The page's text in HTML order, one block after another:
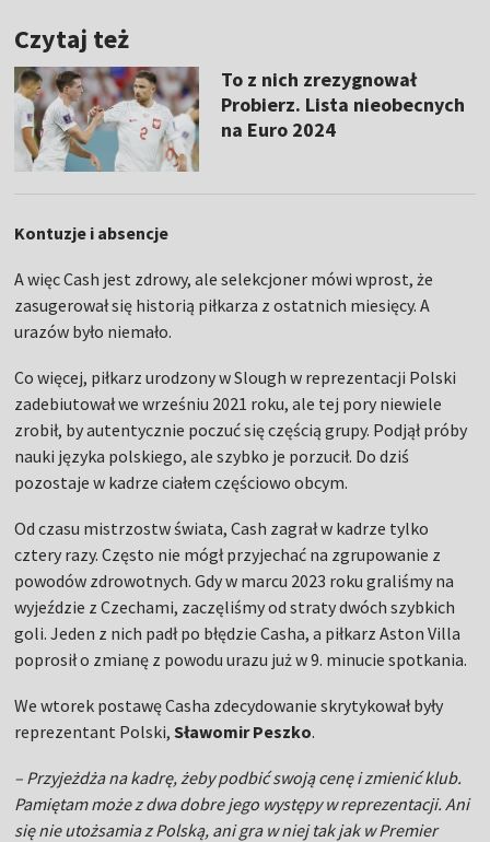
Czytaj też
To z nich zrezygnował
Probierz. Lista nieobecnych
na Euro 2024
Kontuzje i absencje
A więc Cash jest zdrowy, ale selekcjoner mówi wprost, że
zasugerował się historią piłkarza z ostatnich miesięcy. A
urazów było niemało.
Co więcej, piłkarz urodzony w Slough w reprezentacji Polski
zadebiutował we wrześniu 2021 roku, ale tej pory niewiele
zrobił, by autentycznie poczuć się częścią grupy. Podjął próby
nauki języka polskiego, ale szybko je porzucił. Do dziś
pozostaje w kadrze ciałem częściowo obcym.
Od czasu mistrzostw świata, Cash zagrał w kadrze tylko
cztery razy. Często nie mógł przyjechać na zgrupowanie z
powodów zdrowotnych. Gdy w marcu 2023 roku graliśmy na
wyjeździe z Czechami, zaczęliśmy od straty dwóch szybkich
goli. Jeden z nich padł po błędzie Casha, a piłkarz Aston Villa
poprosił o zmianę z powodu urazu już w 9. minucie spotkania.
We wtorek postawę Casha zdecydowanie skrytykował były
reprezentant Polski,Sławomir Peszko.
– Przyjeżdża na kadrę, żeby podbić swoją cenę i zmienić klub.
Pamiętam może z dwa dobre jego występy w reprezentacji. Ani
się nie utożsamia z Polską, ani gra w niej tak jak w Premier